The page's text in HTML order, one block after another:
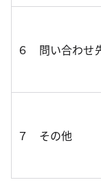
６ 問い合わせ
７ その他